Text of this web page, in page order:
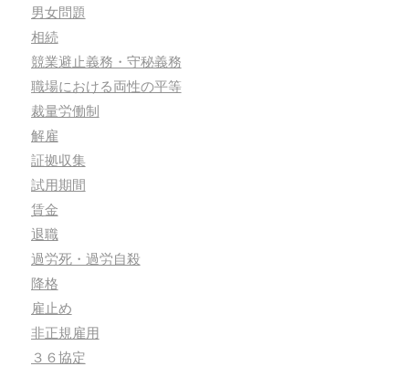
男女問題
相続
競業避止義務・守秘義務
職場における両性の平等
裁量労働制
解雇
証拠収集
試用期間
賃金
退職
過労死・過労自殺
降格
雇止め
非正規雇用
３６協定